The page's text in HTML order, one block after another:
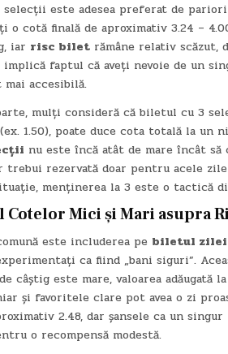
este adesea preferat de
o cotă finală de aproximativ 3.24 –
iar risc biletrămâne relativ scăzut,
implică faptul că aveți nevoie de un
accesibilă.
mulți consideră că biletul cu 3
1.50), poate duce cota totală la un
nu este încă atât de mare încât
trebui rezervată doar pentru acele
menținerea la 3 este o tactică
Mici și Mari asupra
este includerea pe biletul zilei
ca fiind „bani siguri”.
câștig este mare, valoarea adăugată
și favoritele clare pot avea o zi
2.48, dar șansele ca un
o recompensă modestă.